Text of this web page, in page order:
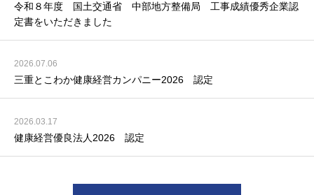
令和８年度 国土交通省 中部地方整備局 工事成績優秀企業認
定書をいただきました
2026.07.06
三重とこわか健康経営カンパニー2026 認定
2026.03.17
健康経営優良法人2026 認定